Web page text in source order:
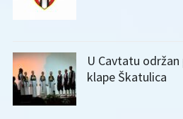
U Cavtatu
klape Škatulica